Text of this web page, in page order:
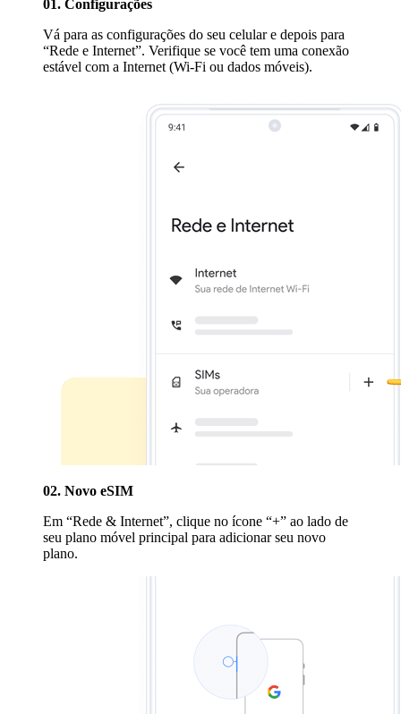
01. Configurações
Vá para as configurações do seu celular e depois para
“Rede e Internet”. Verifique se você tem uma conexão
estável com a Internet (Wi-Fi ou dados móveis).
02. Novo eSIM
Em “Rede & Internet”, clique no ícone “+” ao lado de
seu plano móvel principal para adicionar seu novo
plano.